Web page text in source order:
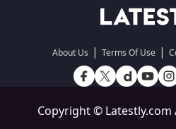
About Us | Terms Of Use |
Copyright © Latestly.com